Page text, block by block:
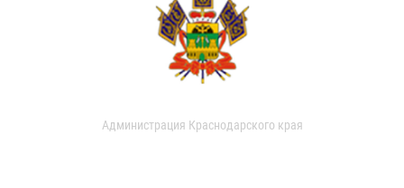
Администрация Краснодарского края